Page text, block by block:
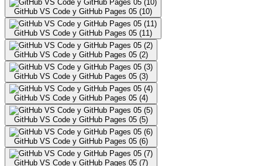
GitHub VS Code y GitHub Pages 05 (10)
GitHub VS Code y GitHub Pages 05 (11)
GitHub VS Code y GitHub Pages 05 (2)
GitHub VS Code y GitHub Pages 05 (3)
GitHub VS Code y GitHub Pages 05 (4)
GitHub VS Code y GitHub Pages 05 (5)
GitHub VS Code y GitHub Pages 05 (6)
GitHub VS Code y GitHub Pages 05 (7)